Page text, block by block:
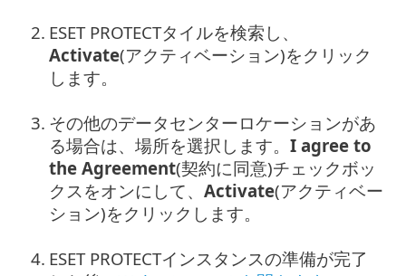
2. ESET PROTECTタイルを検索し、
Activate(アクティベーション)をクリック
します。
3. その他のデータセンターロケーションがあ
る場合は、場所を選択します。 I agree to
the Agreement(契約に同意)チェックボッ
クスをオンにして、 Activate(アクティベー
ション)をクリックします。
4. ESET PROTECTインスタンスの準備が完了